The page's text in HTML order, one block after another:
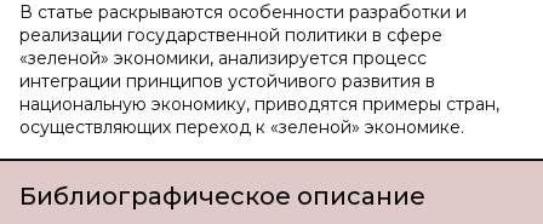
В статье раскрываются особенности разработки и
реализации государственной политики в сфере
«зеленой» экономики, анализируется процесс
интеграции принципов устойчивого развития в
национальную экономику, приводятся примеры стран,
осуществляющих переход к «зеленой» экономике.
Библиографическое описание